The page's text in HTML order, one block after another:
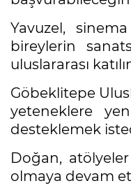
Yavuzel,
bireylerin
uluslararası
Göbeklitepe
yeteneklere
desteklemek
Doğan,
olmaya devam